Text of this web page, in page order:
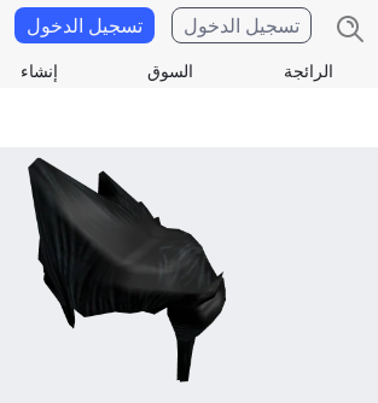
الرائجة السوق إنشاء
تسجيل الدخول تسجيل الدخول